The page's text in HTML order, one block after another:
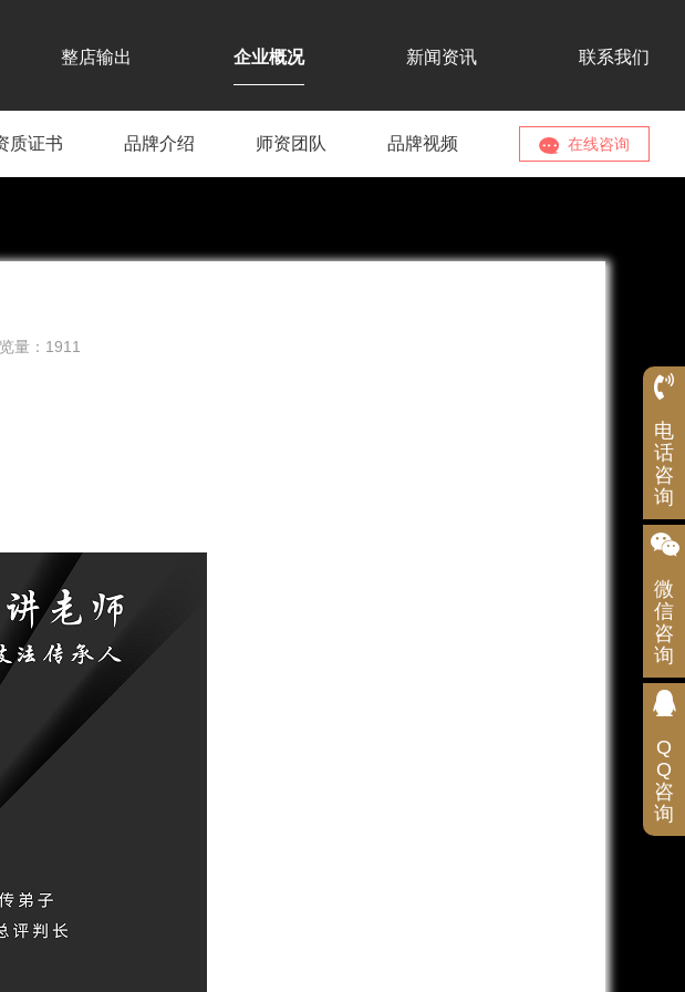
整店输出 企业概况 新闻资讯 联系我们
在线咨询
质证书 品牌介绍 师资团队 品牌视频
量：1911
电
话
咨
询
务
热
线
微
信
咨
询
扫
咨
询
Q
Q
咨
询